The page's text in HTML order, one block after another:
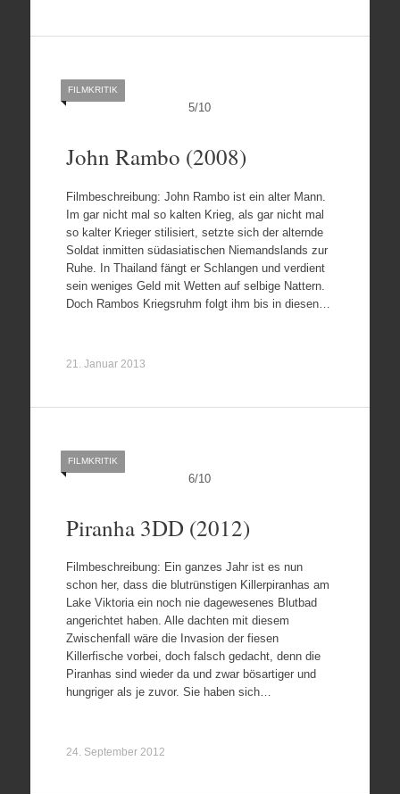
5/10
FILMKRITIK
John Rambo (2008)
Filmbeschreibung: John Rambo ist ein alter Mann.
Im gar nicht mal so kalten Krieg, als gar nicht mal
so kalter Krieger stilisiert, setzte sich der alternde
Soldat inmitten südasiatischen Niemandslands zur
Ruhe. In Thailand fängt er Schlangen und verdient
sein weniges Geld mit Wetten auf selbige Nattern.
Doch Rambos Kriegsruhm folgt ihm bis in diesen…
21. Januar 2013
6/10
FILMKRITIK
Piranha 3DD (2012)
Filmbeschreibung: Ein ganzes Jahr ist es nun
schon her, dass die blutrünstigen Killerpiranhas am
Lake Viktoria ein noch nie dagewesenes Blutbad
angerichtet haben. Alle dachten mit diesem
Zwischenfall wäre die Invasion der fiesen
Killerfische vorbei, doch falsch gedacht, denn die
Piranhas sind wieder da und zwar bösartiger und
hungriger als je zuvor. Sie haben sich…
24. September 2012